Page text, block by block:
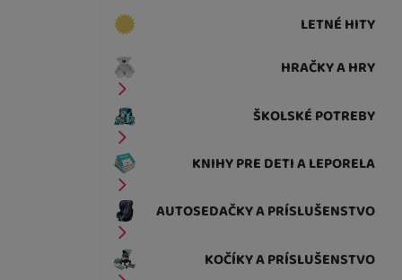
LETNÉ HITY
HRAČKY A HRY
ŠKOLSKÉ POTREBY
KNIHY PRE DETI A LEPORELA
AUTOSEDAČKY A PRÍSLUŠENSTVO
KOČÍKY A PRÍSLUŠENSTVO